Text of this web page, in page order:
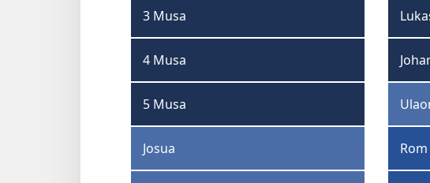
3 Musa
4 Musa
5 Musa
Josua Rom